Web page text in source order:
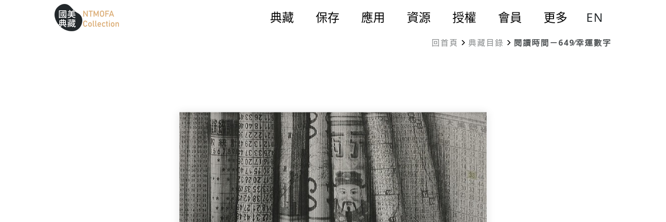
跳到中間主要內容區
網站導覽
::: 典藏 保存 應用 資源 授權 會員 更多 EN
回首頁 典藏目錄 閱讀時間－649∕幸運數字